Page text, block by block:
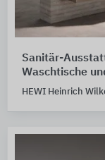
Sanitär-
Waschtische
HEWI Heinrich